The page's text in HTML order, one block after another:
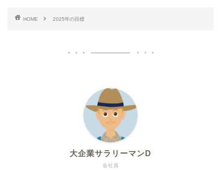
HOME 2025年の目標
会社員
大企業サラリーマンD